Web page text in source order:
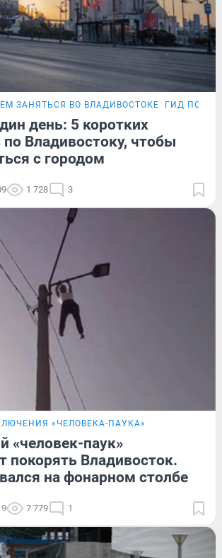
ЗАНЯТЬСЯ ВО ВЛАДИВОСТОКЕ ГИД ПО
день: 5 коротких
Владивостоку, чтобы
с городом
1 728 3
«ЧЕЛОВЕКА-ПАУКА»
«человек-паук»
покорять Владивосток.
на фонарном столбе
7 779 1